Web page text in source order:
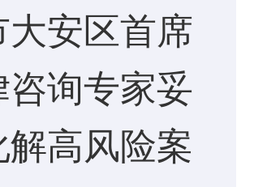
大安区首席
咨询专家妥
解高风险案